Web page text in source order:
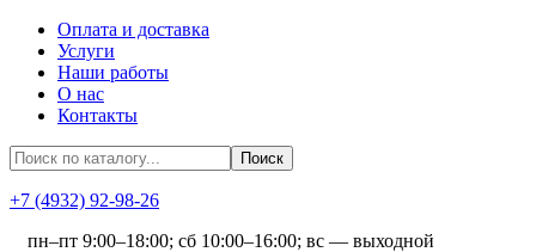
Оплата и доставка
Услуги
Наши работы
О нас
Контакты
+7 (4932) 92-98-26
пн–пт 9:00–18:00; сб 10:00–16:00; вс — выходной